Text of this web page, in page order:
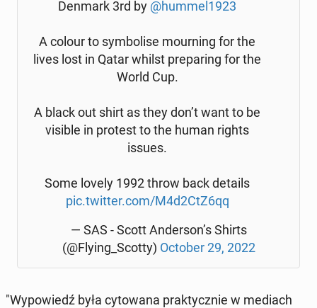
Denmark 3rd by @hummel1923
A colour to sym­bo­li­se mo­ur­ning for the
lives lost in Qatar whilst pre­pa­ring for the
World Cup.
A black out shirt as they don’t want to be
visible in protest to the human rights
issues.
Some lovely 1992 throw back details
pic.twitter.com/M4d2CtZ6qq
— SAS - Scott An­der­son’s Shirts
(@Flying_Scotty) October 29, 2022
"Wy­po­wiedź była cy­to­wa­na prak­tycz­nie w mediach